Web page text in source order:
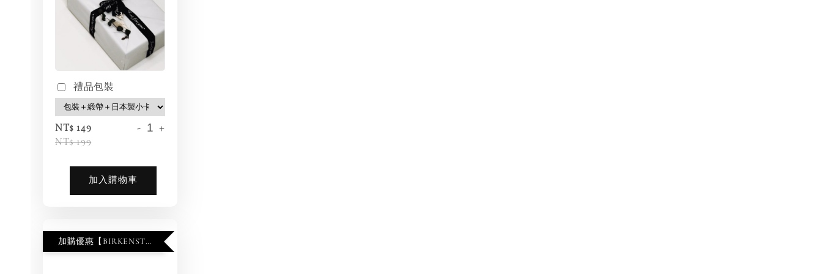
禮品包裝
NT$ 149
NT$ 199
- +
加入購物車
加購優惠【BIRKENSTOCK 保養護理產品】